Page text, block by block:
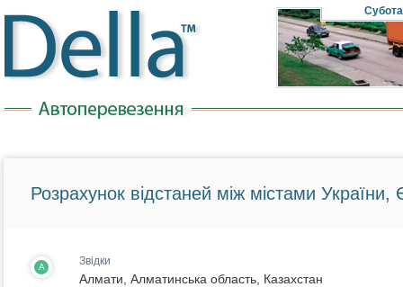
Субота
Розрахунок відстаней між містами України,
A Звідки